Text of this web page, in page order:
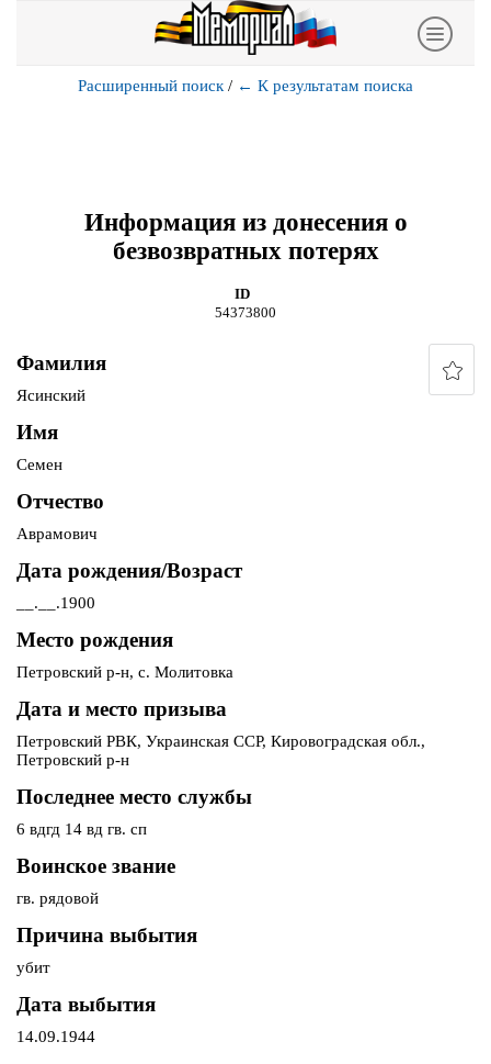
Расширенный поиск / ← К результатам поиска
Информация из донесения о
безвозвратных потерях
ID
54373800
Фамилия
Ясинский
Имя
Семен
Отчество
Аврамович
Дата рождения/Возраст
__.__.1900
Место рождения
Петровский р-н, с. Молитовка
Дата и место призыва
Петровский РВК, Украинская ССР, Кировоградская обл.,
Петровский р-н
Последнее место службы
6 вдгд 14 вд гв. сп
Воинское звание
гв. рядовой
Причина выбытия
убит
Дата выбытия
14.09.1944